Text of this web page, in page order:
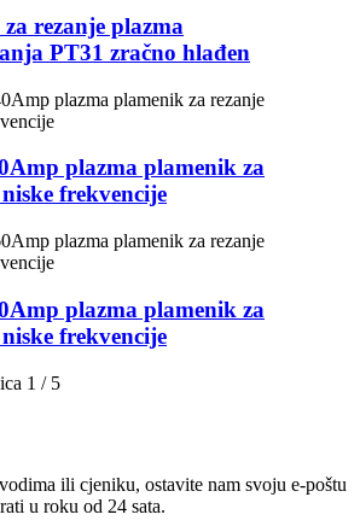
rezanje plazma
PT31 zračno hlađen
plazma plamenik za
frekvencije
plazma plamenik za
frekvencije
1 / 5
ili cjeniku, ostavite nam svoju e-poštu
u roku od 24 sata.